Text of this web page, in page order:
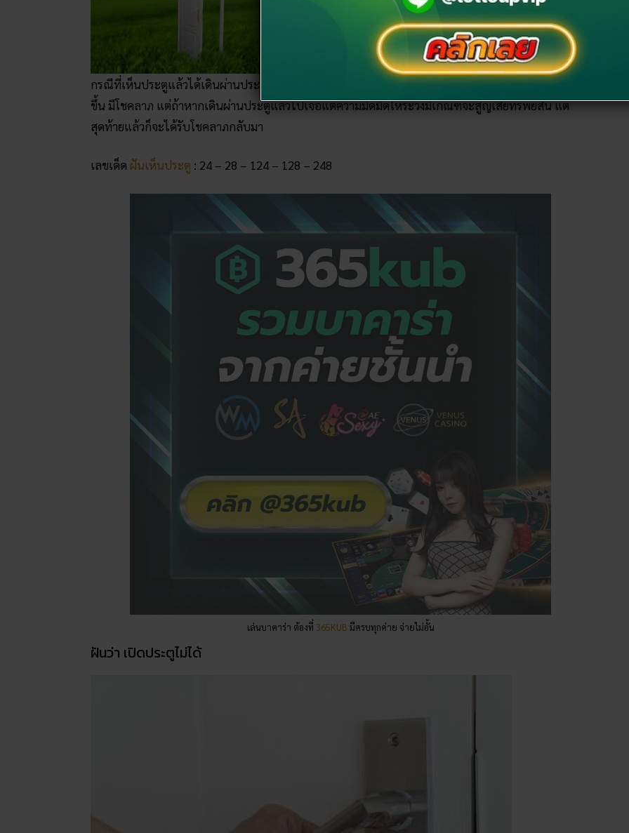
กรณีที่เห็นประตูแล้วได้เดินผ่านประตูออกไปในที่โล่ง ทำนายได้ว่า หน้าที่การงานที่ทำอยู่กำลังอยู่ในช่วงขา
ขึ้น มีโชคลาภ แต่ถ้าหากเดินผ่านประตูแล้วไปเจอแต่ความมืดมิดให้ระวังมีเกณฑ์จะสูญเสียทรัพย์สิน แต่
สุดท้ายแล้วก็จะได้รับโชคลาภกลับมา
เลขเด็ด ฝันเห็นประตู : 24 – 28 – 124 – 128 – 248
เล่นบาคาร่า ต้องที่ 365KUB มีครบทุกค่าย จ่ายไม่อั้น
ฝันว่า เปิดประตูไม่ได้